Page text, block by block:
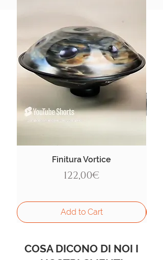
Finitura Vortice
Price
122,00€
Add to Cart
COSA DICONO DI NOI I